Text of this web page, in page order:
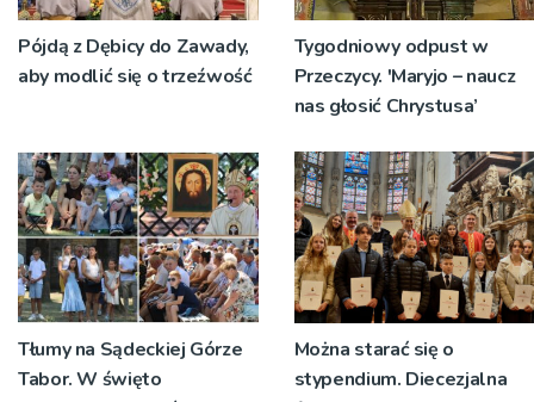
Pójdą z Dębicy do Zawady,
aby modlić się o trzeźwość
Tygodniowy odpust w
Przeczycy. 'Maryjo – naucz
nas głosić Chrystusa’
Tłumy na Sądeckiej Górze
Tabor. W święto
Można starać się o
stypendium. Diecezjalna